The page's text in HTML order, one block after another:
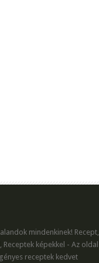
mindenkinek! Recept,
Receptek képekkel - Az oldal
receptek kedvet